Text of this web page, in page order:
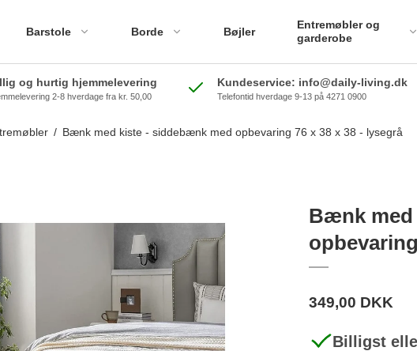
Barstole Borde Bøjler
Entremøbler og
garderobe
og hurtig hjemmelevering
2-8 hverdage fra kr. 50,00
Kundeservice: info@daily-living.dk
Telefontid hverdage 9-13 på 4271 0900
/ Bænk med kiste - siddebænk med opbevaring 76 x 38 x 38 - lysegrå
Bænk
349,00 DKK
Billigst